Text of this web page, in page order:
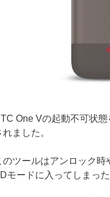
One Vの起動不可状態
れました。
のツールはアンロック
モードに入ってしまっ